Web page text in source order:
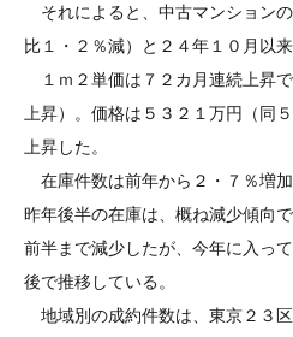
それによると、中古マンション
比１・２％減）と２４年１０月以
１ｍ２単価は７２カ月連続上昇
上昇）。価格は５３２１万円（同
上昇した。
在庫件数は前年から２・７％増加
昨年後半の在庫は、概ね減少傾向
前半まで減少したが、今年に入っ
後で推移している。
地域別の成約件数は、東京２３